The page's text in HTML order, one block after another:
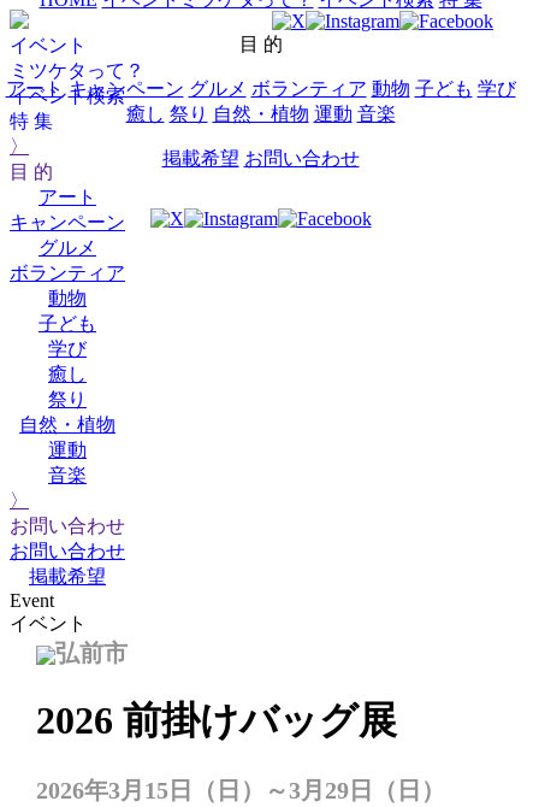
イベント
ミツケタって？
イベント検索
特 集
〉
目 的
アート
キャンペーン
グルメ
ボランティア
動物
子ども
学び
癒し
祭り
自然・植物
運動
音楽
〉
お問い合わせ
お問い合わせ
掲載希望
目 的
アート キャンペーン グルメ ボランティア 動物 子ども 学び
癒し 祭り 自然・植物 運動 音楽
掲載希望 お問い合わせ
Event
イベント
弘前市
2026 前掛けバッグ展
2026年3月15日（日）～3月29日（日）